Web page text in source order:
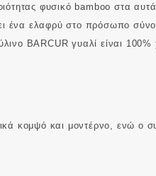
φυσικό bamboo στα
ένα ελαφρύ στο πρόσωπο
BARCUR γυαλί είναι 100%
κομψό και μοντέρνο, ενώ ο